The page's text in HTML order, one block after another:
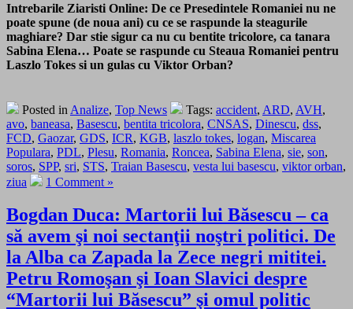
Intrebarile Ziaristi Online: De ce Presedintele Romaniei nu ne
poate spune (de noua ani) cu ce se raspunde la steagurile
maghiare? Dar stie sigur ca nu cu bentite tricolore, ca tanara
Sabina Elena… Poate se raspunde cu Steaua Romaniei pentru
Laszlo Tokes si un gulas cu Viktor Orban?
Posted in Analize, Top News Tags: accident, ARD, AVH,
avo, baneasa, Basescu, bentita tricolora, CNSAS, Dinescu, dss,
FCD, Gaozar, GDS, ICR, KGB, laszlo tokes, logan, Miscarea
Populara, PDL, Plesu, Romania, Roncea, Sabina Elena, sie, son,
soros, SPP, sri, STS, Traian Basescu, vesta lui basescu, viktor orban,
ziua
1 Comment »
Bogdan Duca: Martorii lui Băsescu – ca
să avem şi noi sectanţii noştri politici. De
la Alba ca Zapada la Zece negri mititei.
Petru Romoşan şi Ioan Slavici despre
“Martorii lui Băsescu” şi omul politic